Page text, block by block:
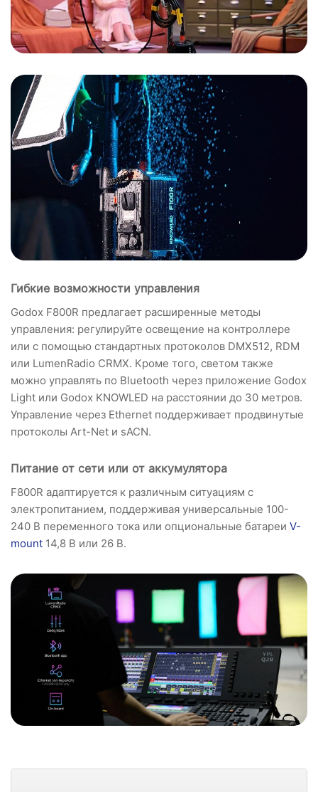
Гибкие возможности управления
Godox F800R предлагает расширенные методы
управления: регулируйте освещение на контроллере
или с помощью стандартных протоколов DMX512, RDM
или LumenRadio CRMX. Кроме того, светом также
можно управлять по Bluetooth через приложение Godox
Light или Godox KNOWLED на расстоянии до 30 метров.
Управление через Ethernet поддерживает продвинутые
протоколы Art-Net и sACN.
Питание от сети или от аккумулятора
F800R адаптируется к различным ситуациям с
электропитанием, поддерживая универсальные 100-
240 В переменного тока или опциональные батареи V-
mount 14,8 В или 26 В.